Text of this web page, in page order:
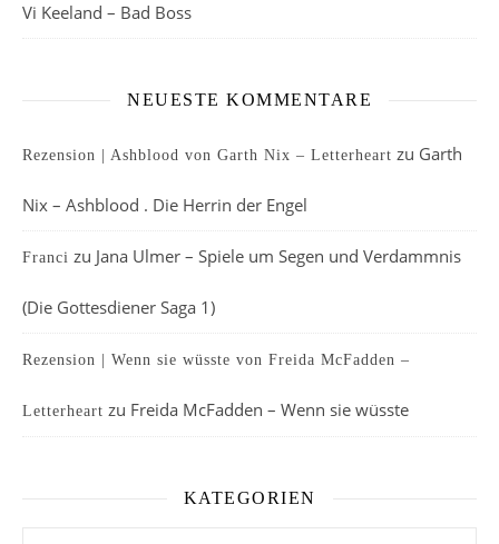
Vi Keeland – Bad Boss
NEUESTE KOMMENTARE
Rezension | Ashblood von Garth Nix – Letterheart zu Garth
Nix – Ashblood . Die Herrin der Engel
Franci zu Jana Ulmer – Spiele um Segen und Verdammnis
(Die Gottesdiener Saga 1)
Rezension | Wenn sie wüsste von Freida McFadden –
Letterheart zu Freida McFadden – Wenn sie wüsste
KATEGORIEN